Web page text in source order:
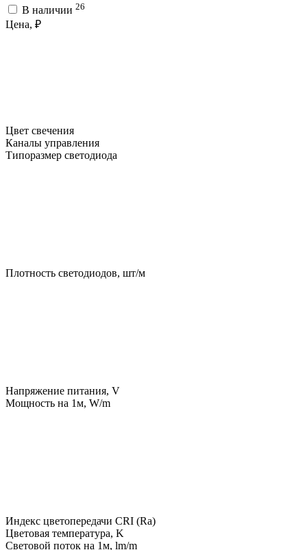
В наличии 26
Цена, ₽
Цвет свечения
Каналы управления
Типоразмер светодиода
Плотность светодиодов, шт/м
Напряжение питания, V
Мощность на 1м, W/m
Индекс цветопередачи CRI (Ra)
Цветовая температура, K
Световой поток на 1м, lm/m